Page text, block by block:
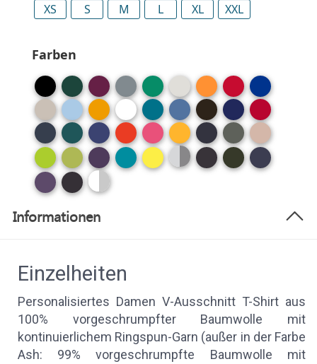
XS S M L XL XXL
Farben
Informationen
Einzelheiten
Personalisiertes Damen V-Ausschnitt T-Shirt aus
100% vorgeschrumpfter Baumwolle mit
kontinuierlichem Ringspun-Garn (außer in der Farbe
Ash: 99% vorgeschrumpfte Baumwolle mit